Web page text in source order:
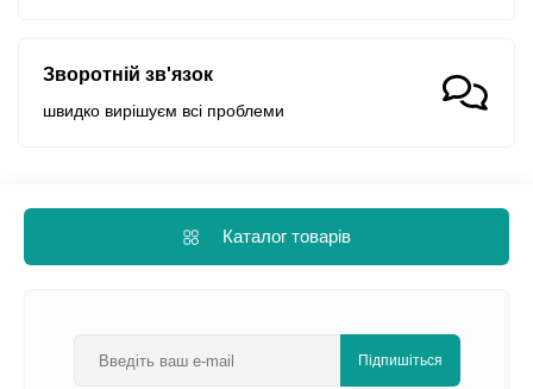
Зворотній зв'язок
швидко вирішуєм всі проблеми
Каталог товарів
Підпишіться